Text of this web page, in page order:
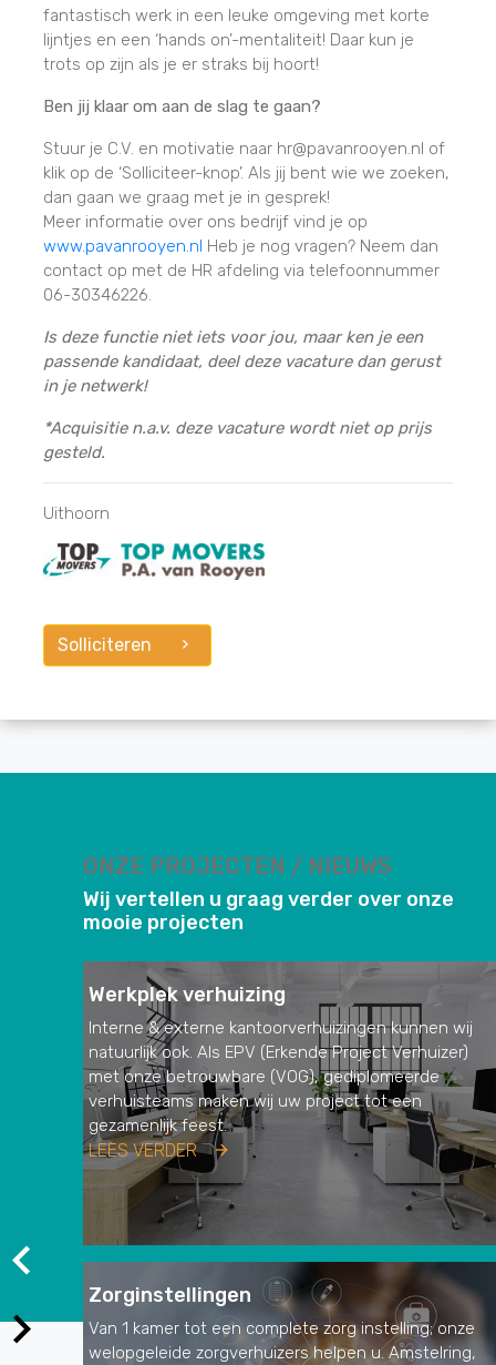
fantastisch werk in een leuke omgeving met korte
lijntjes en een ‘hands on’-mentaliteit! Daar kun je
trots op zijn als je er straks bij hoort!
Ben jij klaar om aan de slag te gaan?
Stuur je C.V. en motivatie naar hr@pavanrooyen.nl of
klik op de ‘Solliciteer-knop’. Als jij bent wie we zoeken,
dan gaan we graag met je in gesprek!
Meer informatie over ons bedrijf vind je op
www.pavanrooyen.nl Heb je nog vragen? Neem dan
contact op met de HR afdeling via telefoonnummer
06-30346226.
Is deze functie niet iets voor jou, maar ken je een
passende kandidaat, deel deze vacature dan gerust
in je netwerk!
*Acquisitie n.a.v. deze vacature wordt niet op prijs
gesteld.
Uithoorn
Solliciteren
ONZE PROJECTEN / NIEUWS
Wij vertellen u graag verder over onze
mooie projecten
Werkplek verhuizing
Interne & externe kantoorverhuizingen kunnen wij
natuurlijk ook. Als EPV (Erkende Project Verhuizer)
met onze betrouwbare (VOG), gediplomeerde
verhuisteams maken wij uw project tot een
gezamenlijk feest.
LEES VERDER
Zorginstellingen
Van 1 kamer tot een complete zorg instelling; onze
welopgeleide zorgverhuizers helpen u. Amstelring,